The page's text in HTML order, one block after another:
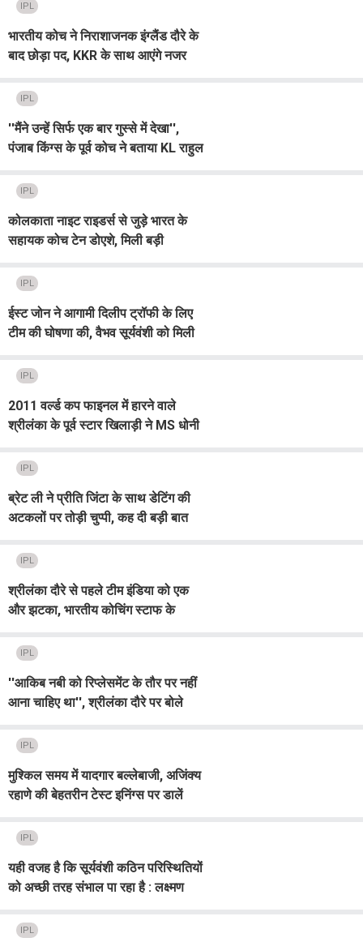
IPL
भारतीय कोच ने निराशाजनक इंग्लैंड दौरे के
बाद छोड़ा पद, KKR के साथ आएंगे नजर
IPL
''मैंने उन्हें सिर्फ एक बार गुस्से में देखा'',
पंजाब किंग्स के पूर्व कोच ने बताया KL राहुल
IPL
कोलकाता नाइट राइडर्स से जुड़े भारत के
सहायक कोच टेन डोएशे, मिली बड़ी
IPL
ईस्ट जोन ने आगामी दिलीप ट्रॉफी के लिए
टीम की घोषणा की, वैभव सूर्यवंशी को मिली
IPL
2011 वर्ल्ड कप फाइनल में हारने वाले
श्रीलंका के पूर्व स्टार खिलाड़ी ने MS धोनी
IPL
ब्रेट ली ने प्रीति जिंटा के साथ डेटिंग की
अटकलों पर तोड़ी चुप्पी, कह दी बड़ी बात
IPL
श्रीलंका दौरे से पहले टीम इंडिया को एक
और झटका, भारतीय कोचिंग स्टाफ के
IPL
''आकिब नबी को रिप्लेसमेंट के तौर पर नहीं
आना चाहिए था'', श्रीलंका दौरे पर बोले
IPL
मुश्किल समय में यादगार बल्लेबाजी, अजिंक्य
रहाणे की बेहतरीन टेस्ट इनिंग्स पर डालें
IPL
यही वजह है कि सूर्यवंशी कठिन परिस्थितियों
को अच्छी तरह संभाल पा रहा है : लक्ष्मण
IPL